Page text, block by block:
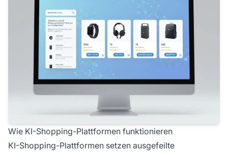
Wie KI-Shopping-Plattformen funktionieren
KI-Shopping-Plattformen setzen ausgefeilte